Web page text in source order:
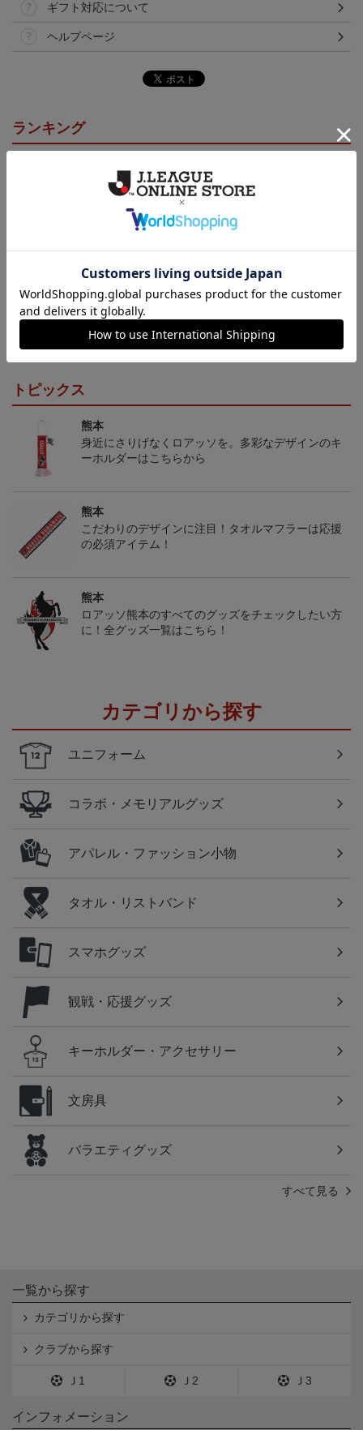
ギフト対応について
ヘルプページ
ランキング
カーサンシェード（傘
型）
5,500円
2026アロハシャツ
5,500円
会員特典
（襟付き）
5,500円
会員特典
トピックス
熊本
身近にさりげなくロアッソを。多彩なデザインのキ
ーホルダーはこちらから
熊本
こだわりのデザインに注目！タオルマフラーは応援
の必須アイテム！
熊本
ロアッソ熊本のすべてのグッズをチェックしたい方
に！全グッズ一覧はこちら！
カテゴリから探す
ユニフォーム
コラボ・メモリアルグッズ
アパレル・ファッション小物
タオル・リストバンド
スマホグッズ
観戦・応援グッズ
キーホルダー・アクセサリー
文房具
バラエティグッズ
すべて見る
一覧から探す
カテゴリから探す
クラブから探す
Ｊ1 Ｊ2 Ｊ3
インフォメーション